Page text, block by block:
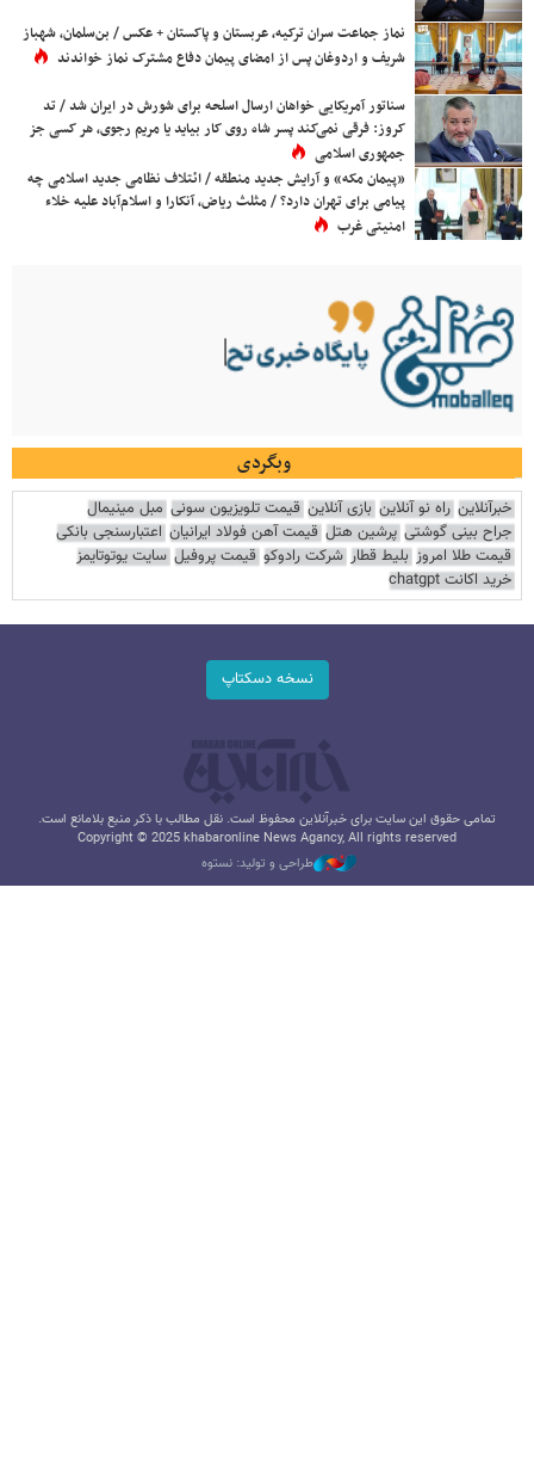
نماز جماعت سران ترکیه، عربستان و پاکستان + عکس / بن‌سلمان، شهباز
شریف و اردوغان پس از امضای پیمان دفاع مشترک نماز خواندند
سناتور آمریکایی خواهان ارسال اسلحه برای شورش در ایران شد / تد
کروز: فرقی نمی‌کند پسر شاه روی کار بیاید یا مریم رجوی، هر کسی جز
جمهوری اسلامی
«پیمان مکه» و آرایش جدید منطقه / ائتلاف نظامی جدید اسلامی چه
پیامی برای تهران دارد؟ / مثلث ریاض، آنکارا و اسلام‌آباد علیه خلاء
امنیتی غرب
وبگردی
خبرآنلاین راه نو آنلاین بازی آنلاین قیمت تلویزیون سونی مبل مینیمال
جراح بینی گوشتی پرشین هتل قیمت آهن فولاد ایرانیان اعتبارسنجی بانکی
قیمت طلا امروز بلیط قطار شرکت رادوکو قیمت پروفیل سایت یوتوتایمز
خرید اکانت chatgpt
نسخه دسکتاپ
تمامی حقوق این سایت برای خبرآنلاین محفوظ است. نقل مطالب با ذکر منبع بلامانع است.
Copyright © 2025 khabaronline News Agancy, All rights reserved
طراحی و تولید: نستوه